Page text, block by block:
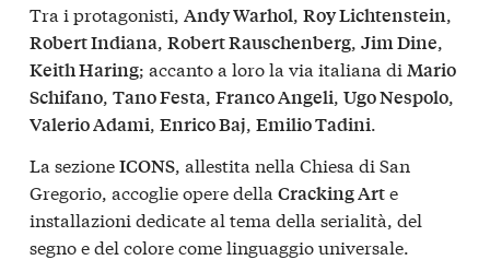
Tra i protagonisti, Andy Warhol, Roy Lichtenstein,
Robert Indiana, Robert Rauschenberg, Jim Dine,
Keith Haring; accanto a loro la via italiana di Mario
Schifano, Tano Festa, Franco Angeli, Ugo Nespolo,
Valerio Adami, Enrico Baj, Emilio Tadini.
La sezioneICONS, allestita nella Chiesa di San
Gregorio, accoglie opere della Cracking Arte
installazioni dedicate al tema della serialità, del
segno e del colore come linguaggio universale.